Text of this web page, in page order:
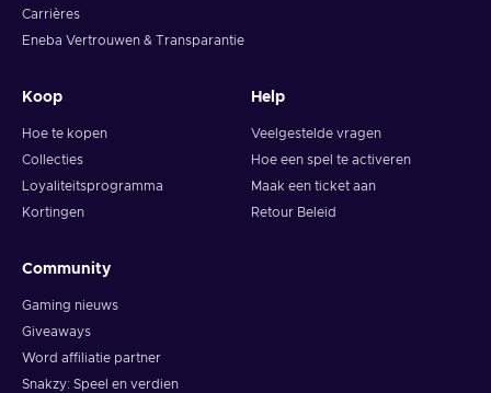
Carrières
Eneba Vertrouwen & Transparantie
Koop
Hoe te kopen
Collecties
Loyaliteitsprogramma
Kortingen
Help
Veelgestelde vragen
Hoe een spel te activeren
Maak een ticket aan
Retour Beleid
Community
Gaming nieuws
Giveaways
Word affiliatie partner
Snakzy: Speel en verdien